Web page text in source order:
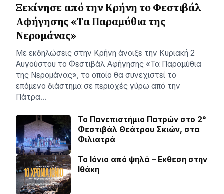
Ξεκίνησε από την Κρήνη το Φεστιβάλ
Αφήγησης «Τα Παραμύθια της
Νερομάνας»
Με εκδηλώσεις στην Κρήνη άνοιξε την Κυριακή 2
Αυγούστου το Φεστιβάλ Αφήγησης «Τα Παραμύθια
της Νερομάνας», το οποίο θα συνεχιστεί το
επόμενο διάστημα σε περιοχές γύρω από την
Πάτρα…
Το Πανεπιστήμιο Πατρών στο 2°
Φεστιβάλ Θεάτρου Σκιών, στα
Φιλιατρά
Το Ιόνιο από ψηλά – Eκθεση στην
Ιθάκη